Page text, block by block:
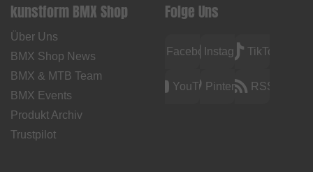
kunstform BMX Shop
Über Uns
BMX Shop News
BMX & MTB Team
BMX Events
Produkt Archiv
Trustpilot
Folge Uns
FacebookInstagramTikTok
YouTubePinterest RSS